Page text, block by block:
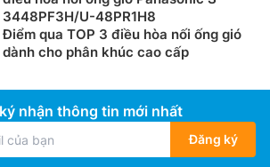
3448PF3H/U-48PR1H8
Điểm qua TOP 3 điều hòa nối ống gió
dành cho phân khúc cao cấp
nhận thông tin mới nhất
Đăng ký